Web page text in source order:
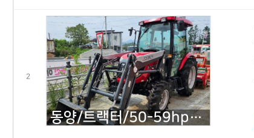
2
동양/트랙터/50-59hp/TM52/2019년식